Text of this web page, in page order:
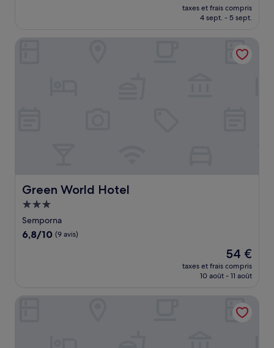
nouveau
prix
de
50 €
taxes et frais compris
4 sept. - 5 sept.
Green World Hotel
Green World Hotel
Hébergement
3.0 étoiles
Semporna
6.8
6,8/10 (9 avis)
Le
nouveau
prix
de
54 €
54 €
taxes et frais compris
10 août - 11 août